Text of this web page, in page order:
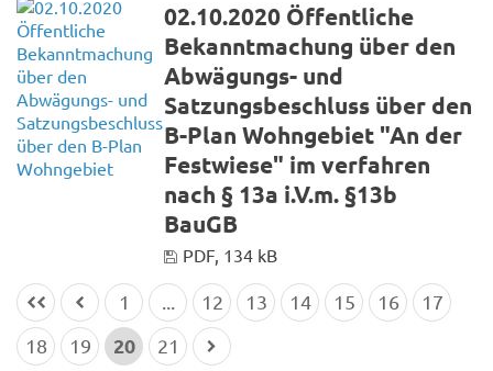
02.10.2020 Öffentliche
Bekanntmachung über den
Abwägungs- und
Satzungsbeschluss über den
B-Plan Wohngebiet "An der
Festwiese" im verfahren
nach § 13a i.V.m. §13b
BauGB
PDF, 134 kB
1 12 13 14 15 16
17
18
19 20 21